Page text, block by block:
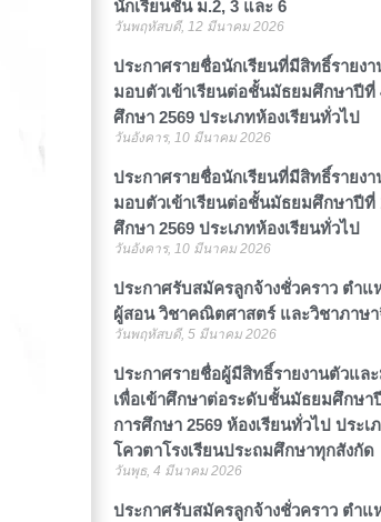
นักเรียนชั้น ม.2, 3 และ 6
วันพฤหัสบดี, 12 มีนาคม 2026
ประกาศรายชื่อนักเรียนที่มีสิทธิ์รายง
มอบตัวเข้าเรียนต่อชั้นมัธยมศึกษาปีที่
ศึกษา 2569 ประเภทห้องเรียนทั่วไป
วันอังคาร, 10 มีนาคม 2026
ประกาศรายชื่อนักเรียนที่มีสิทธิ์รายง
มอบตัวเข้าเรียนต่อชั้นมัธยมศึกษาปีที่
ศึกษา 2569 ประเภทห้องเรียนทั่วไป
วันอังคาร, 10 มีนาคม 2026
ประกาศรับสมัครลูกจ้างชั่วคราว ตำแ
ผู้สอน วิชาคณิตศาสตร์ และวิชาภาษ
วันพฤหัสบดี, 5 มีนาคม 2026
ประกาศรายชื่อผู้มีสิทธิ์รายงานตัวแล
เพื่อเข้าศึกษาต่อระดับชั้นมัธยมศึกษา
การศึกษา 2569 ห้องเรียนทั่วไป ประเ
โควตาโรงเรียนประถมศึกษาทุกสังกัด
วันพุธ, 4 มีนาคม 2026
ประกาศรับสมัครลูกจ้างชั่วคราว ตำแ